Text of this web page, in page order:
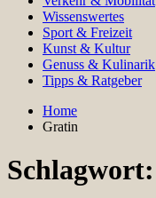
Wissenswertes
Sport & Freizeit
Kunst & Kultur
Genuss & Kulinarik
Tipps & Ratgeber
Home
Gratin
Schlagwort: